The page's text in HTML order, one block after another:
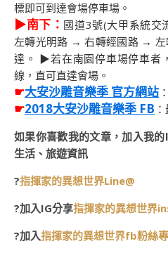
標即可到達會場停車場。
▶南下： 國道3號(大甲系統
左轉光明路 → 右轉經國路 →
達。 ▶若在南園停車場停車者
線，直可直達會場。
☛大安沙雕音樂季 官方網站
☛2018大安沙雕音樂季 FB
如果你喜歡我的文章，加入我
生活、旅遊資訊
?指揮家的異想世界Line@
?加入IG分享指揮家的異想世界
?加入指揮家的異想世界fb粉絲